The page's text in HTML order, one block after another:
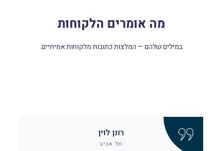
מה אומרים הלקוחות
במילים שלהם — המלצות כתובות מלקוחות אמיתיים.
רונן לוין
תל אביב